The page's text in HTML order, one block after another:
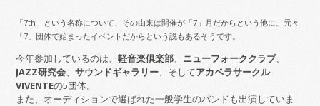
「7th」という名称について、その由来は開催が「7」月だからという他に、元々
「7」団体で始まったイベントだからという説もあるそうです。
今年参加しているのは、軽音楽倶楽部 ニューフォーククラブ、
JAZZ研究会 、サウンドギャラリー 、そしてアカペラサークル
VIVENTEの5団体。
また、オーディションで選ばれた一般学生のバンドも出演していま